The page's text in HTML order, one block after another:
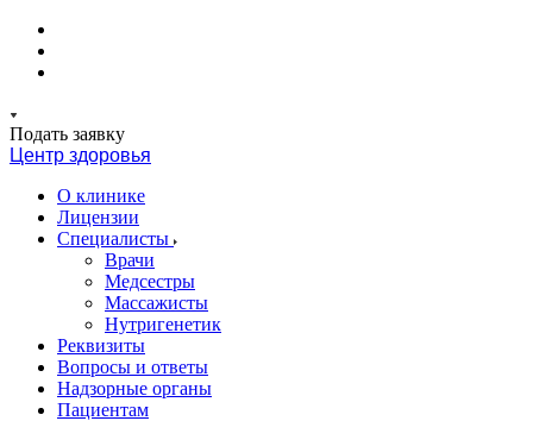
Подать заявку
Центр здоровья
О клинике
Лицензии
Специалисты
Врачи
Медсестры
Массажисты
Нутригенетик
Реквизиты
Вопросы и ответы
Надзорные органы
Пациентам